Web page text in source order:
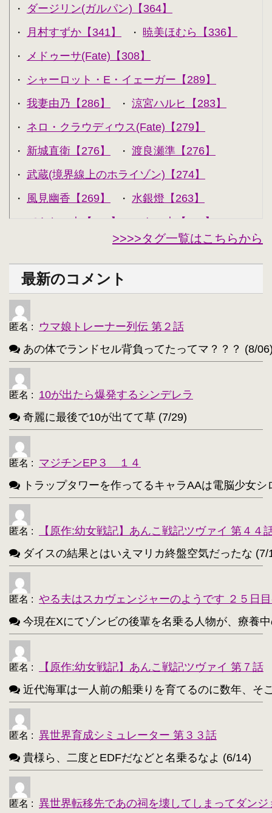
・ ダージリン(ガルパン)【364】
・ 月村すずか【341】 ・ 暁美ほむら【336】
・ メドゥーサ(Fate)【308】
・ シャーロット・E・イェーガー【289】
・ 我妻由乃【286】 ・ 涼宮ハルヒ【283】
・ ネロ・クラウディウス(Fate)【279】
・ 新城直衛【276】 ・ 渡良瀬準【276】
・ 武蔵(境界線上のホライゾン)【274】
・ 風見幽香【269】 ・ 水銀燈【263】
できない夫【262】 キル夫【260】
セシリア・オルコット【240】
西住みほ【237】
・ ミーナ・ディートリンデ・ヴィルケ【223】
・ ニャル子【218】
・ ユウキ(SAO)【214】 ・ 古明地こいし【210】
・ アクア(このすば)【208】 キョン【205】
・ レミリア・スカーレット(東方project)【203】
・ アイリスフィール・フォン・アインツベルン【
・ 高町なのは【202】 ・
・ 響(艦これ)【197】 ・ 夜神月【196】
・ アティ(サモンナイト)【194】
・ 西住まほ【189】
・ サーニャ・V・リトヴャク【188】
・
・ 不知火(艦これ)【186】
・ めぐみん(このすば)【172】
・
・ 鹿目まどか【168】
>>>>タグ一覧はこちらから
最新のコメント
匿名 :
ウマ娘トレーナー列伝 第２話
あの体でランドセル背負ってたってマ？？？ (8/
匿名 :
10が出たら爆発するシンデレラ
奇麗に最後で10が出てて草 (7/29)
匿名 :
マジチンEP３ １４
トラップタワーを作ってるキャラAAは電脳少女シ
匿名 :
【原作:幼女戦記】あんこ戦記ツヴァイ 第４４
ダイスの結果とはいえマリカ終盤空気だったな (7/
匿名 : やる夫はスカヴェンジャーのようです ２５日
今現在Xにてゾンビの後輩を名乗る人物が、療養
匿名 :
【原作:幼女戦記】あんこ戦記ツヴァイ 第７話
近代海軍は一人前の船乗りを育てるのに数年、そ
匿名 : 異世界育成シミュレーター 第３３話
貴様ら、二度とEDFだなどと名乗るなよ (6/14)
匿名 : 異世界転移先であの祠を壊してしまってダン